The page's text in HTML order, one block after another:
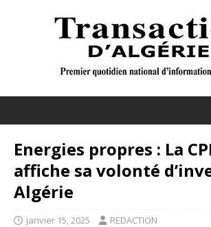
Energies propres : La
affiche sa volonté
Algérie
janvier 15, 2025 REDACTION